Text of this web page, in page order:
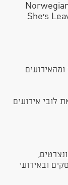
She’s
לובי אירועים
ובאירועי